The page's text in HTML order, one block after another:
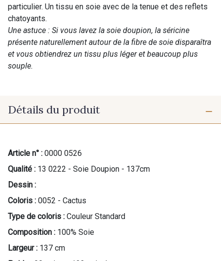
particulier. Un tissu en soie avec de la tenue et des reflets
chatoyants.
Une astuce : Si vous lavez la soie doupion, la séricine
présente naturellement autour de la fibre de soie disparaîtra
et vous obtiendrez un tissu plus léger et beaucoup plus
souple.
Détails du produit
Article n° : 0000 0526
Qualité : 13 0222 - Soie Doupion - 137cm
Dessin :
Coloris : 0052 - Cactus
Type de coloris : Couleur Standard
Composition : 100% Soie
Largeur : 137 cm